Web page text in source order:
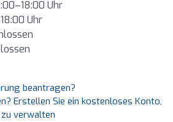
Uhr
Uhr
beantragen?
Erstellen Sie ein kostenloses Konto,
verwalten